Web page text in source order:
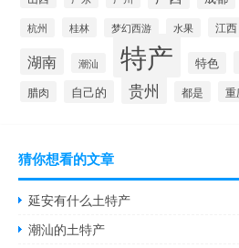
杭州 桂林 梦幻西游 水果 江西
湖南 潮汕 特产 特色
腊肉 自己的 贵州 都是 重
猜你想看的文章
延安有什么土特产
潮汕的土特产